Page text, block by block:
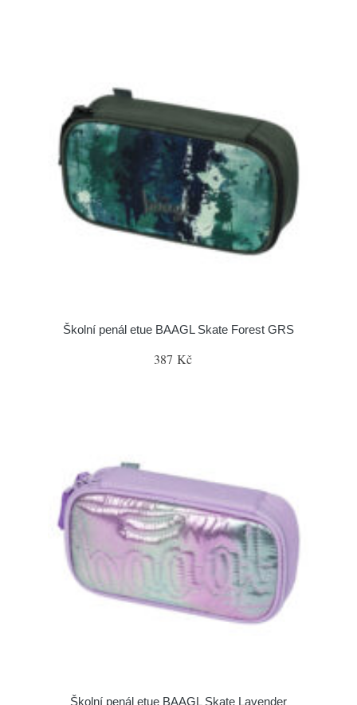
Školní penál etue BAAGL Skate Forest GRS
387 Kč
Školní penál etue BAAGL Skate Lavender